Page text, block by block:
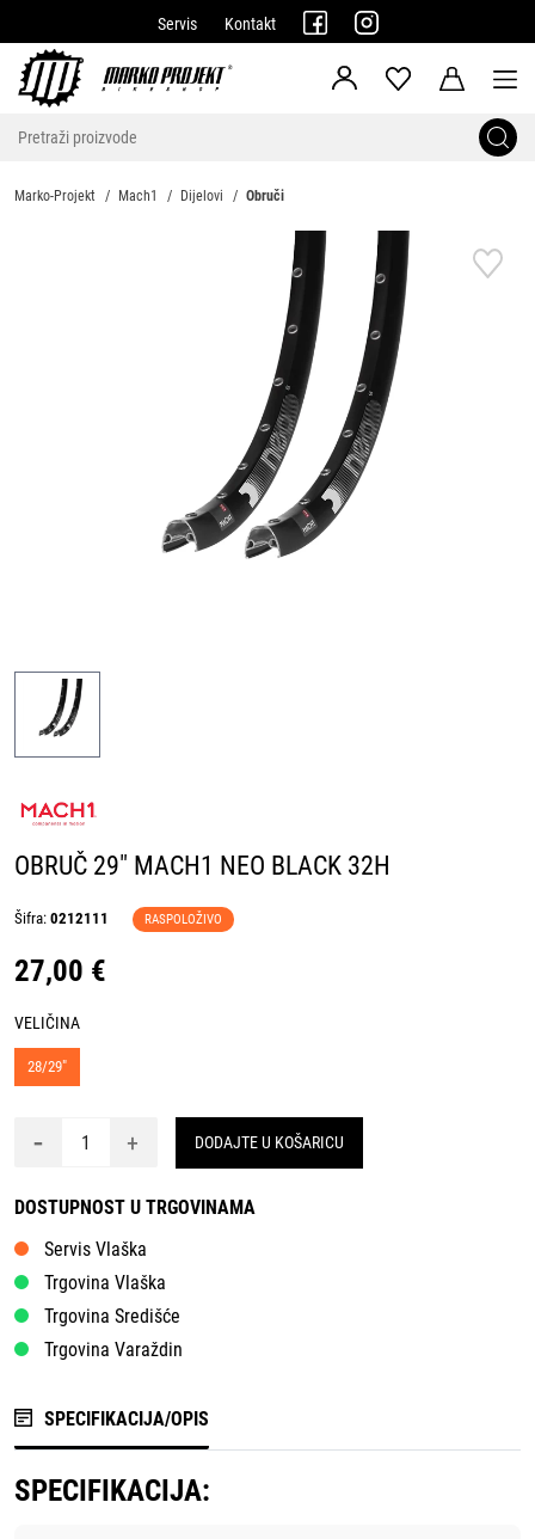
Servis Kontakt
Marko-Projekt Mach1 Dijelovi Obruči
OBRUČ 29" MACH1 NEO BLACK 32H
Šifra: 0212111 RASPOLOŽIVO
27,00 €
VELIČINA
28/29"
- + DODAJTE U KOŠARICU
DOSTUPNOST U TRGOVINAMA
Servis Vlaška
Trgovina Vlaška
Trgovina Središće
Trgovina Varaždin
SPECIFIKACIJA/OPIS
SPECIFIKACIJA: